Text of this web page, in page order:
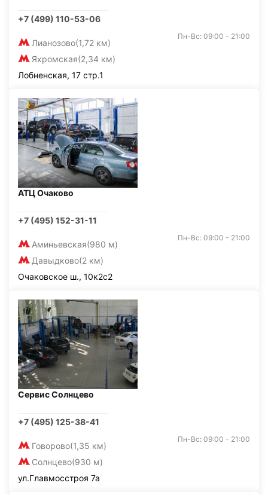
+7 (499) 110-53-06
Лианозово(1,72 км)
Яхромская(2,34 км)
Пн-Вс: 09:00 - 21:00
Лобненская, 17 стр.1
АТЦ Очаково
+7 (495) 152-31-11
Аминьевская(980 м)
Давыдково(2 км)
Пн-Вс: 09:00 - 21:00
Очаковское ш., 10к2с2
Сервис Солнцево
+7 (495) 125-38-41
Говорово(1,35 км)
Солнцево(930 м)
Пн-Вс: 09:00 - 21:00
ул.Главмосстроя 7а